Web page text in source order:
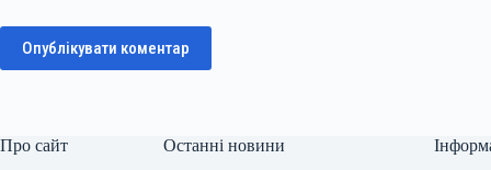
Опублікувати коментар
Про сайт Останні новини